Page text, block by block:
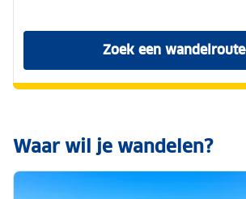
Zoek een wandelroute
Waar wil je wandelen?